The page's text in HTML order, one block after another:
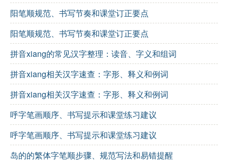
阳笔顺规范、书写节奏和课堂订正要点
阳笔顺规范、书写节奏和课堂订正要点
拼音xiang的常见汉字整理：读音、字义和组词
拼音xiang相关汉字速查：字形、释义和例词
拼音xiang相关汉字速查：字形、释义和例词
呼字笔画顺序、书写提示和课堂练习建议
呼字笔画顺序、书写提示和课堂练习建议
岛的的繁体字笔顺步骤、规范写法和易错提醒